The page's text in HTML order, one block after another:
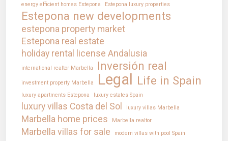
energy efficient homes Estepona Estepona luxury properties
Estepona new developments
estepona property market
Estepona real estate
holiday rental license Andalusia
international realtor Marbella Inversión real
investment property Marbella Legal Life in Spain
luxury apartments Estepona luxury estates Spain
luxury villas Costa del Sol luxury villas Marbella
Marbella home prices Marbella realtor
Marbella villas for sale
modern villas with pool Spain
+34 621 082 696
info@intrechomes.com